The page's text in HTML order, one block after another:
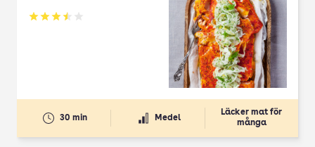
Betyg: 3.51 av 5
30 min Medel
Läcker mat för
många